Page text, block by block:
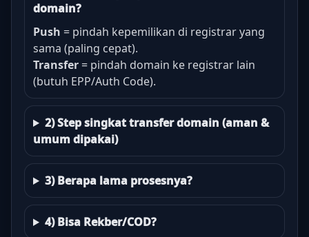
domain?
Push = pindah kepemilikan di registrar yang
sama (paling cepat).
Transfer = pindah domain ke registrar lain
(butuh EPP/Auth Code).
2) Step singkat transfer domain (aman &
umum dipakai)
3) Berapa lama prosesnya?
4) Bisa Rekber/COD?